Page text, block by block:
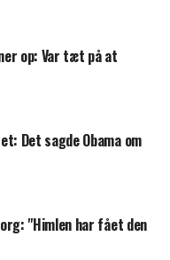
op: Var tæt på at
Det sagde Obama om
"Himlen har fået den